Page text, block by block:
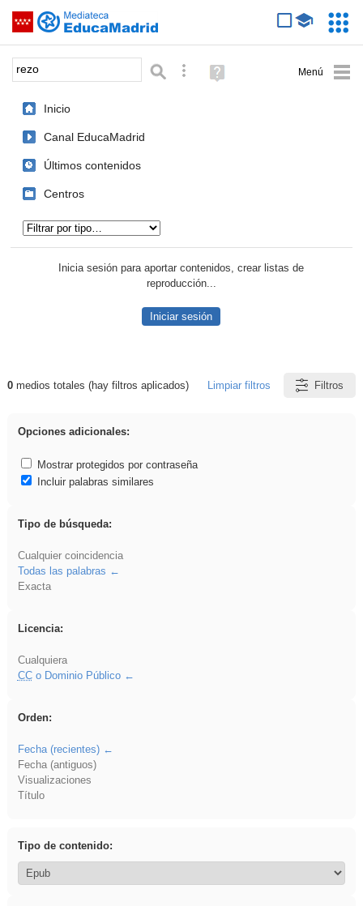
Saltar navegación
Palabra o frase: Búsqueda avanzada
Ayuda
(en
Inicio
Canal EducaMadrid
Últimos contenidos
Centros
Inicia sesión para aportar contenidos, crear listas de
reproducción...
Iniciar sesión
Resultados de: rezo
0medios totales (hay filtros aplicados) Limpiar filtros Filtros
Opciones adicionales:
Mostrar protegidos por contraseña
Incluir palabras similares
Tipo de búsqueda:
Cualquier coincidencia
Todas las palabras
Exacta
Licencia:
Cualquiera
CCo Dominio Público
Orden:
Fecha (recientes)
Fecha (antiguos)
Visualizaciones
Título
Tipo de contenido: